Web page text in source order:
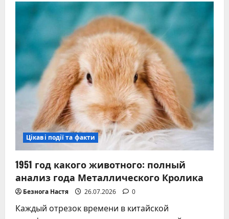
год
какого
животного
и
его
влияние
на
судьбу
человека
Цікаві події та факти
1951 год какого животного: полный
анализ года Металлического Кролика
Безнога Настя 26.07.2026 0
Каждый отрезок времени в китайской